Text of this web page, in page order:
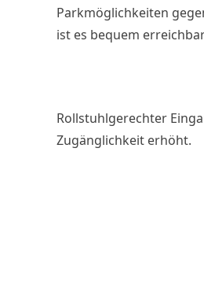
Parkmöglichkeiten
ist es bequem
Rollstuhlgerechter
Zugänglichkeit erhöht.